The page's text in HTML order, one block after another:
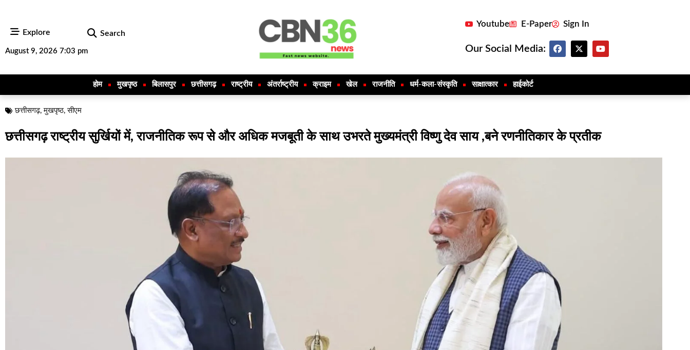
Explore Search
August 9, 2026 7:03 pm
Youtube E-Paper Sign In
Our Social Media:
होम मुखपृष्ठ बिलासपुर छत्तीसगढ़ राष्ट्रीय अंतर्राष्ट्रीय क्राइम खेल राजनीति धर्म-कला-संस्कृति साक्षात्कार हाईकोर्ट
छत्तीसगढ़,मुखपृष्ठ,सीएम
छत्तीसगढ़ राष्ट्रीय सुर्खियों में, राजनीतिक रूप से और अधिक मजबूती के साथ उभरते मुख्यमंत्री विष्णु देव साय ,बने रणनीतिकार के प्रतीक